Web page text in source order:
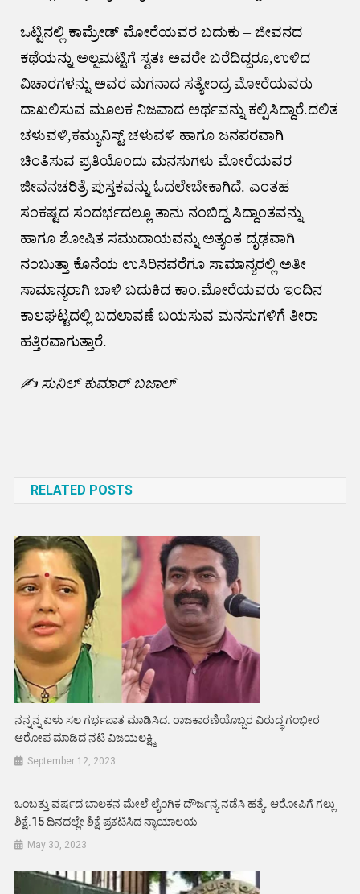
ಒಟ್ಟಿನಲ್ಲಿ ಕಾಮ್ರೇಡ್ ಮೋರೆಯವರ ಬದುಕು – ಜೀವನದ
ಕಥೆಯನ್ನು ಅಲ್ಪಮಟ್ಟಿಗೆ ಸ್ವತಃ ಅವರೇ ಬರೆದಿದ್ದರೂ,ಉಳಿದ
ವಿಚಾರಗಳನ್ನು ಅವರ‌ ಮಗನಾದ ಸತ್ಯೇಂದ್ರ ಮೋರೆಯವರು
ದಾಖಲಿಸುವ ಮೂಲಕ ನಿಜವಾದ ಅರ್ಥವನ್ನು ಕಲ್ಪಿಸಿದ್ದಾರೆ.ದಲಿತ
ಚಳುವಳಿ,ಕಮ್ಯುನಿಸ್ಟ್ ಚಳುವಳಿ ಹಾಗೂ ಜನಪರವಾಗಿ
ಚಿಂತಿಸುವ ಪ್ರತಿಯೊಂದು ಮನಸುಗಳು ಮೋರೆಯವರ
ಜೀವನಚರಿತ್ರೆ ಪುಸ್ತಕವನ್ನು ಓದಲೇಬೇಕಾಗಿದೆ. ಎಂತಹ
ಸಂಕಷ್ಟದ ಸಂದರ್ಭದಲ್ಲೂ ತಾನು ನಂಬಿದ್ದ ಸಿದ್ದಾಂತವನ್ನು
ಹಾಗೂ ಶೋಷಿತ ಸಮುದಾಯವನ್ನು ಅತ್ಯಂತ ದೃಢವಾಗಿ
ನಂಬುತ್ತಾ ಕೊನೆಯ ಉಸಿರಿನವರೆಗೂ ಸಾಮಾನ್ಯರಲ್ಲಿ ಅತೀ
ಸಾಮಾನ್ಯರಾಗಿ ಬಾಳಿ ಬದುಕಿದ ಕಾಂ.ಮೋರೆಯವರು ಇಂದಿನ
ಕಾಲಘಟ್ಟದಲ್ಲಿ ಬದಲಾವಣೆ ಬಯಸುವ ಮನಸುಗಳಿಗೆ ತೀರಾ
ಹತ್ತಿರವಾಗುತ್ತಾರೆ.
✍️ ಸುನಿಲ್ ಕುಮಾರ್ ಬಜಾಲ್
RELATED POSTS
ನನ್ನನ್ನ ಏಳು ಸಲ ಗರ್ಭಪಾತ ಮಾಡಿಸಿದ. ರಾಜಕಾರಣಿಯೊಬ್ಬರ ವಿರುದ್ಧ ಗಂಭೀರ
ಆರೋಪ ಮಾಡಿದ ನಟಿ ವಿಜಯಲಕ್ಷ್ಮಿ
September 12, 2023
ಒಂಬತ್ತು ವರ್ಷದ ಬಾಲಕನ ಮೇಲೆ ಲೈಂಗಿಕ ದೌರ್ಜನ್ಯ ನಡೆಸಿ ಹತ್ಯೆ. ಆರೋಪಿಗೆ ಗಲ್ಲು
ಶಿಕ್ಷೆ.15 ದಿನದಲ್ಲೇ ಶಿಕ್ಷೆ ಪ್ರಕಟಿಸಿದ ನ್ಯಾಯಾಲಯ
May 30, 2023